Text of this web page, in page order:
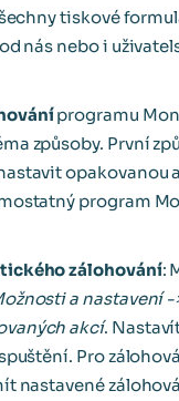
tiskové
nás nebo i
programu
způsoby. První
opakovanou
program
zálohování:
a nastavení -
akcí.
Pro
nastavené